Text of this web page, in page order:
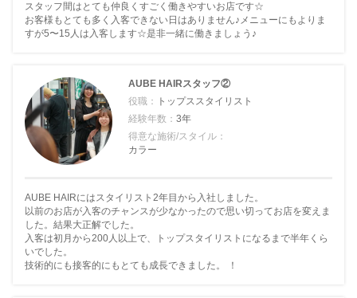
スタッフ間はとても仲良くすごく働きやすいお店です☆
お客様もとても多く入客できない日はありません♪メニューにもよりま
すが5〜15人は入客します☆是非一緒に働きましょう♪
AUBE HAIRスタッフ②
役職：
トップススタイリスト
経験年数： 3年
得意な施術/スタイル：
カラー
AUBE HAIRにはスタイリスト2年目から入社しました。
以前のお店が入客のチャンスが少なかったので思い切ってお店を変えま
した。結果大正解でした。
入客は初月から200人以上で、トップスタイリストになるまで半年くら
いでした。
技術的にも接客的にもとても成長できました。 ！